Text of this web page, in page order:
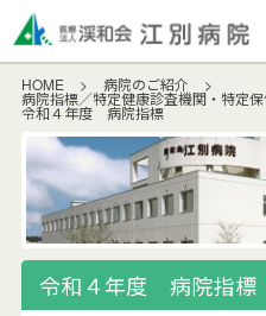
HOME > 病院のご紹介 >
病院指標／特定健康診査機関・特定
令和４年度 病院指標
令和４年度 病院指標